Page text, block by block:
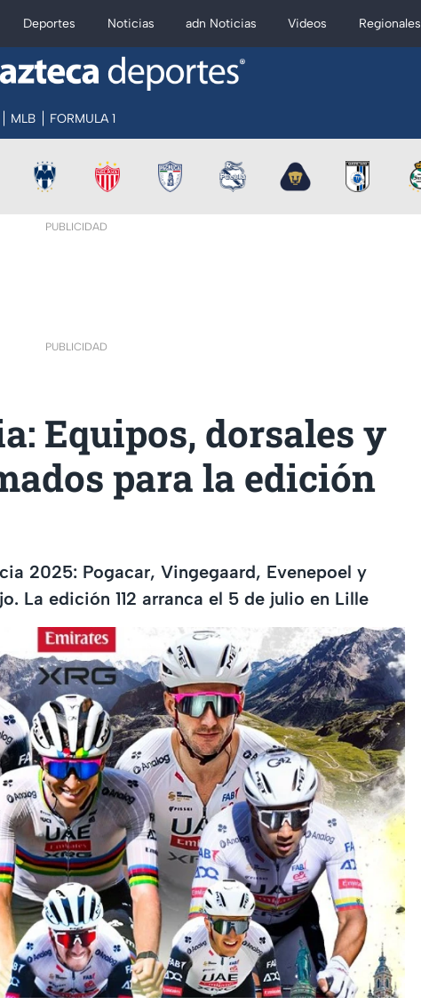
Deportes Noticias adn Noticias Videos Regionales
MLB FORMULA 1
PUBLICIDAD
PUBLICIDAD
Equipos, dorsales y
para la edición
2025: Pogacar, Vingegaard, Evenepoel y
La edición 112 arranca el 5 de julio en Lille